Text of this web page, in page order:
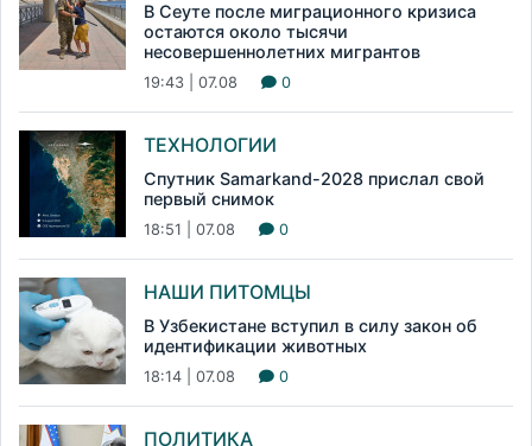
В Сеуте после миграционного кризиса
остаются около тысячи
несовершеннолетних мигрантов
19:43 | 07.08 0
ТЕХНОЛОГИИ
Спутник Samarkand-2028 прислал свой
первый снимок
18:51 | 07.08 0
НАШИ ПИТОМЦЫ
В Узбекистане вступил в силу закон об
идентификации животных
18:14 | 07.08 0
ПОЛИТИКА